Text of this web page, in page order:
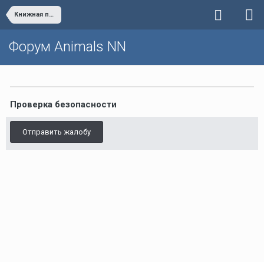
Книжная полка
Форум Animals NN
Проверка безопасности
Отправить жалобу